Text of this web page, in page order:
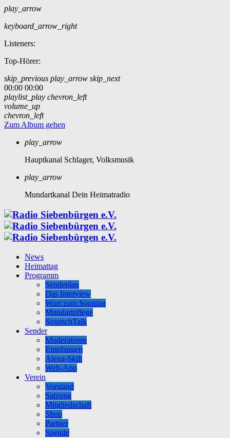
play_arrow
keyboard_arrow_right
Listeners:
Top-Hörer:
skip_previous play_arrow skip_next
00:00 00:00
playlist_play chevron_left
volume_up
chevron_left
Zum Album gehen
play_arrow
Hauptkanal Schlager, Volksmusik
play_arrow
Mundartkanal Dein Heimatradio
News
Heimattag
Programm
Sendeplan
Das Interview
Wort zum Sonntag
Mundartpflege
SoxeschTalk
Sender
Moderatoren
Empfangen
Alexa-Skill
Web-App
Verein
Vorstand
Satzung
Mitgliedschaft
Shop
Partner
Spende